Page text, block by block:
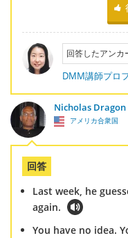
回答したアンカ
DMM講師プロ
Nicholas Dragon
アメリカ合衆国
回答
Last week, he
again.
You have no idea.